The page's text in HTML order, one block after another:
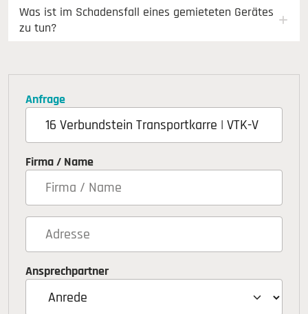
Was ist im Schadensfall eines gemieteten Gerätes
zu tun?
Anfrage
Firma / Name
Ansprechpartner